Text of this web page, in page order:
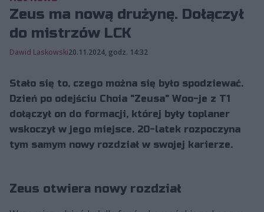
Zeus ma nową drużynę. Dołączył
do mistrzów LCK
Dawid Laskowski20.11.2024, godz. 14:32
Stało się to, czego można się było spodziewać.
Dzień po odejściu Choia "Zeusa" Woo-je z T1
dołączył on do formacji, której były toplaner
wskoczył w jego miejsce. 20-latek rozpoczyna
tym samym nowy rozdział w swojej karierze.
Zeus otwiera nowy rozdział